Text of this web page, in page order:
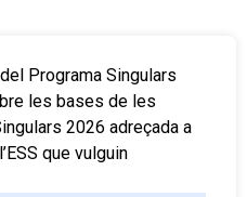
Programa Singulars
les bases de les
2026 adreçada a
que vulguin